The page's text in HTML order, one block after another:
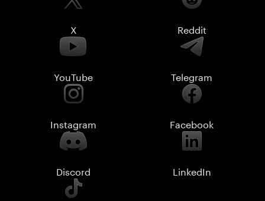
X Reddit
YouTube Telegram
Instagram Facebook
Discord LinkedIn